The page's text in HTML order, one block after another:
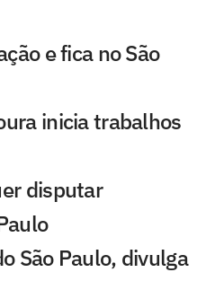
e fica no São
inicia trabalhos
disputar
São Paulo, divulga